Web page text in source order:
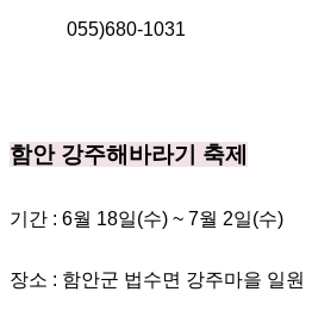
055)680-1031
함안 강주해바라기 축제
기간 : 6월 18일(수) ~ 7월 2일(수)
장소 : 함안군 법수면 강주마을 일원